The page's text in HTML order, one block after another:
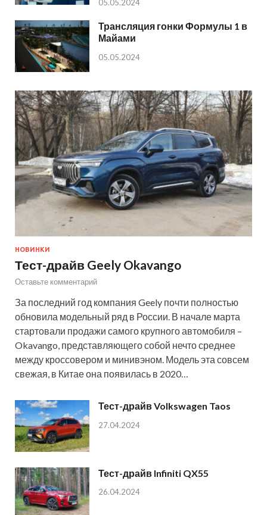
05.05.2024
Трансляция гонки Формулы 1 в
Майами
05.05.2024
НОВИНКИ
Тест-драйв Geely Okavango
Оставьте комментарий
За последний год компания Geely почти полностью
обновила модельный ряд в России. В начале марта
стартовали продажи самого крупного автомобиля –
Okavango, представляющего собой нечто среднее
между кроссовером и минивэном. Модель эта совсем
свежая, в Китае она появилась в 2020…
Тест-драйв Volkswagen Taos
27.04.2024
Тест-драйв Infiniti QX55
26.04.2024